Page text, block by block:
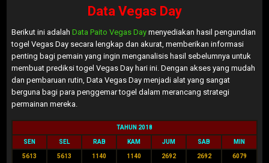
Data Vegas Day
Berikut ini adalah Data Paito Vegas Day menyediakan hasil pengundian
togel Vegas Day secara lengkap dan akurat, memberikan informasi
penting bagi pemain yang ingin menganalisis hasil sebelumnya untuk
membuat prediksi togel Vegas Day hari ini. Dengan akses yang mudah
dan pembaruan rutin, Data Vegas Day menjadi alat yang sangat
berguna bagi para penggemar togel dalam merancang strategi
permainan mereka.
TAHUN 2018
SEN SEL RAB KAM JUM SAB MIN
5613 5613 1140 1140 2692 2692 6079